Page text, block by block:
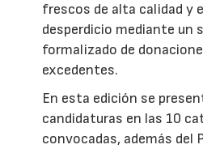
frescos de alta calidad y
desperdicio mediante un
formalizado de
excedentes.
En esta edición se
candidaturas en las 10
convocadas, además del